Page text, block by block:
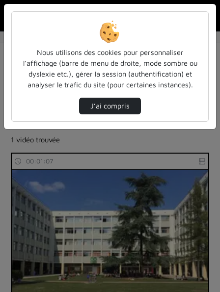
Résultats de la recherche
Filtres actifs (cliquer pour en retirer) :
bibliotheques-universitaires
bibliotheques-universitaires
bibliotheque-et-environnement
bibliotheques-universitaires
1 vidéo trouvée
00:01:07
Nous utilisons des cookies pour personnaliser
l’affichage (barre de menu de droite, mode sombre ou
dyslexie etc.), gérer la session (authentification) et
analyser le trafic du site (pour certaines instances).
J’ai compris